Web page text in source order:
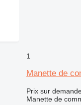
1
Manette de
Prix sur
Manette de